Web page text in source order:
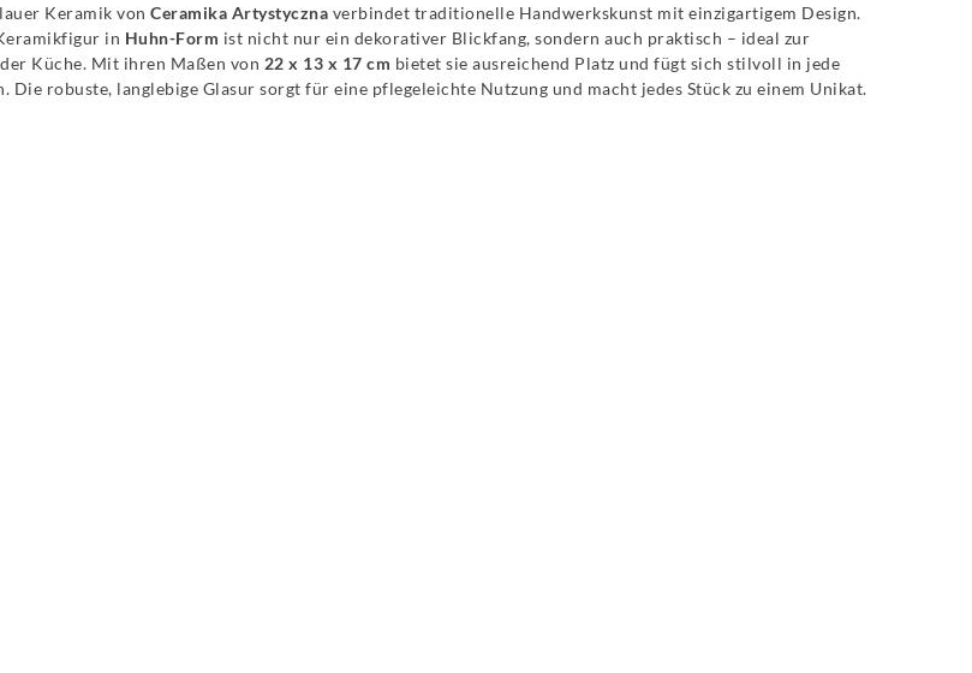
Keramik von Ceramika Artystyczna verbindet traditionelle Handwerkskunst mit einzigartigem Design.
in Huhn-Form ist nicht nur ein dekorativer Blickfang, sondern auch praktisch – ideal zur
Küche. Mit ihren Maßen von 22 x 13 x 17 cm bietet sie ausreichend Platz und fügt sich stilvoll in jede
Die robuste, langlebige Glasur sorgt für eine pflegeleichte Nutzung und macht jedes Stück zu einem Unikat.